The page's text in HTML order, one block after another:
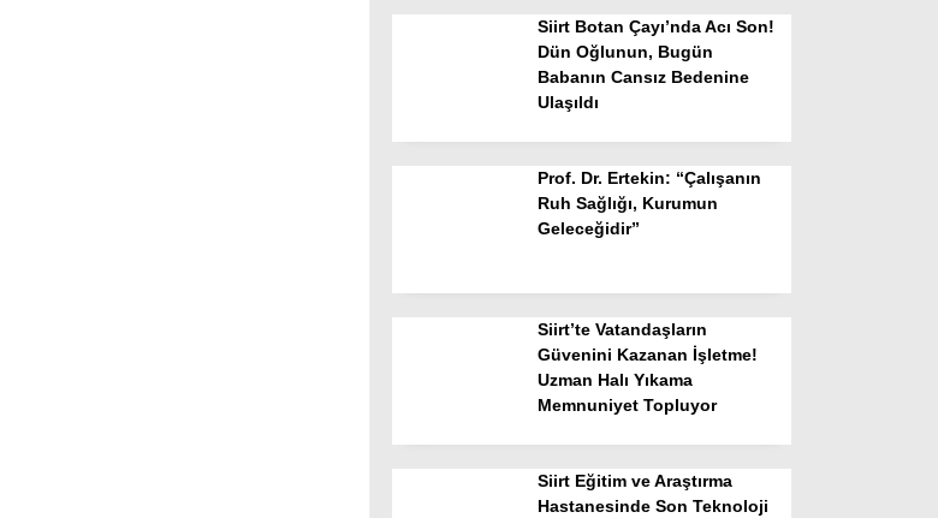
Siirt Botan Çayı’nda Acı Son!
Dün Oğlunun, Bugün
Babanın Cansız Bedenine
Ulaşıldı
Prof. Dr. Ertekin: “Çalışanın
Ruh Sağlığı, Kurumun
Geleceğidir”
Siirt’te Vatandaşların
Güvenini Kazanan İşletme!
Uzman Halı Yıkama
Memnuniyet Topluyor
Siirt Eğitim ve Araştırma
Hastanesinde Son Teknoloji